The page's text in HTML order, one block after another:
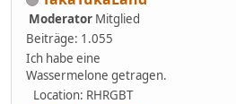
Moderator Mitglied
Beiträge: 1.055
Ich habe eine
Wassermelone getragen.
Location: RHRGBT